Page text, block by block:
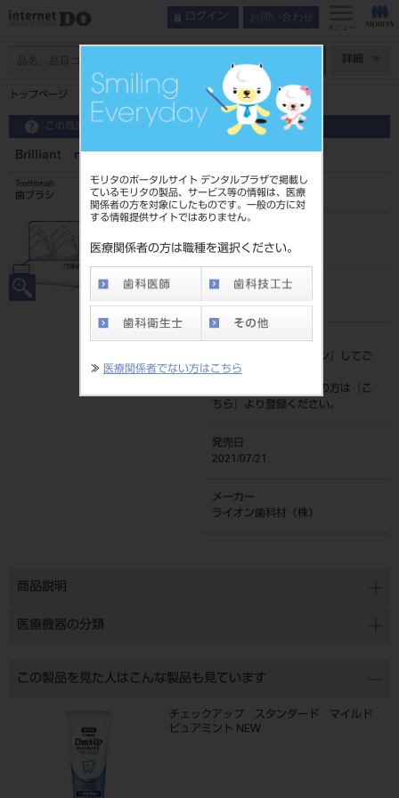
モリタのポータルサイト デンタルプラザで掲載し
ているモリタの製品、サービス等の情報は、医療
関係者の方を対象にしたものです。一般の方に対
する情報提供サイトではありません。
医療関係者の方は職種を選択ください。
≫ 医療関係者でない方はこちら
ログイン お問い合わせ
メニュー
詳細
トップページ Brilliant more 歯ブラシ
この商品に関するお問い合わせ
Brilliant more 歯ブラシ
Toothbrush
歯ブラシ
205060615
JAN/EANコード
標準価格
ログイン
』してご
覧ください。
ネット会員登録がまだの方は『
こ
ちら
』より登録ください。
発売日
2021/07/21
メーカー
ライオン歯科材（株）
商品説明
医療機器の分類
この製品を見た人はこんな製品も見ています
チェックアップ スタンダード マイルド
ピュアミント NEW